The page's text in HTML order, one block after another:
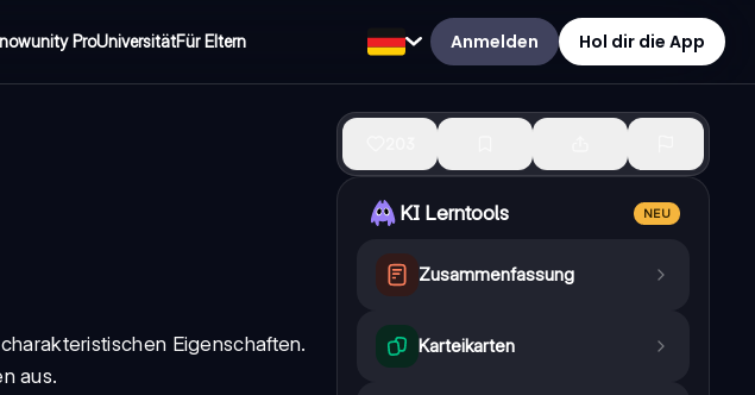
ProUniversitätFür Eltern Anmelden Hol dir die App
Eigenschaften.
aus.
KI Lerntools NEU
Zusammenfassung
Karteikarten